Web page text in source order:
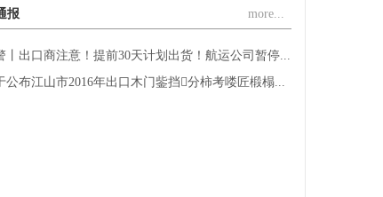
市赐福门业有限公司
金家安家居有限公司
报 more...
丨出口商注意！提前30天计划出货！航运公司暂停...
公布江山市2016年出口木门鈭挡分柿考喽匠椴榻...